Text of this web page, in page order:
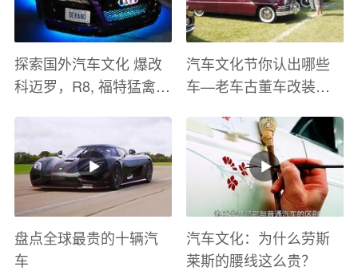
探索国外汽车文化 爆改
科迈罗，R8, 福特猛禽
汽车文化节你认出哪些
车—老车古董车改装车
盘点全球最贵的十辆汽
车
汽车文化：为什么劳斯
莱斯的腰线这么贵？